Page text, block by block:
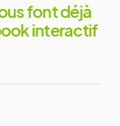
font déjà
interactif